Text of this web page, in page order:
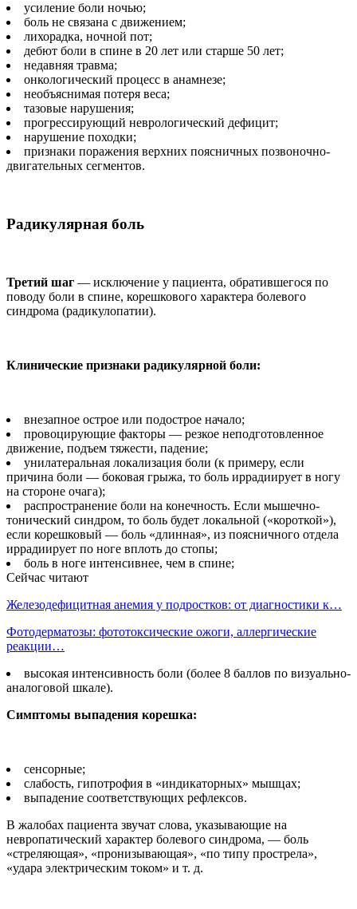
усиление боли ночью;
боль не связана с движе­нием;
лихорадка, ночной пот;
дебют боли в спине в 20 лет или старше 50 лет;
недавняя травма;
онкологический про­цесс в анамнезе;
необъяснимая потеря веса;
тазовые нарушения;
прогрессирующий не­врологический дефицит;
нарушение походки;
признаки поражения верхних поясничных по­звоночно-
двигательных сегментов.
Радикулярная боль
Третий шаг — исключе­ние у пациента, обративше­гося по
поводу боли в спи­не, корешкового характера болевого
синдрома (радику­лопатии).
Клинические признаки радикулярной боли:
внезапное острое или подострое начало;
провоцирующие факто­ры — резкое неподготовлен­ное
движение, подъем тяже­сти, падение;
унилатеральная локали­зация боли (к примеру, если
причина боли — боковая грыжа, то боль иррадииру­ет в ногу
на стороне очага);
распространение боли на конечность. Если мышеч­но-
тонический синдром, то боль будет локальной («ко­роткой»),
если корешко­вый — боль «длинная», из поясничного отдела
ирра­диирует по ноге вплоть до стопы;
боль в ноге интенсив­нее, чем в спине;
Сейчас читают
Железодефицитная анемия у подростков: от диагностики к…
Фотодерматозы: фототоксические ожоги, аллергические
реакции…
высокая интенсивность боли (более 8 баллов по ви­зуально-
аналоговой шкале).
Симптомы выпадения корешка:
сенсорные;
слабость, гипотрофия в «индикаторных» мышцах;
выпадение соответству­ющих рефлексов.
В жалобах пациента зву­чат слова, указывающие на
невропатический характер болевого синдрома, — боль
«стреляющая», «пронизы­вающая», «по типу простре­ла»,
«удара электрическим током» и т. д.